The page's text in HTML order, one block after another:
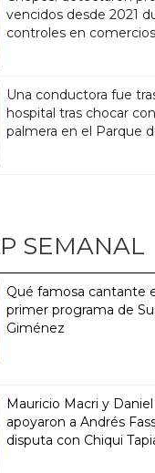
vencidos desde 2021
controles en comercios
Una conductora fue
hospital tras chocar
palmera en el Parque
SEMANAL
Qué famosa cantante
primer programa de
Giménez
Mauricio Macri y Daniel
apoyaron a Andrés
disputa con Chiqui